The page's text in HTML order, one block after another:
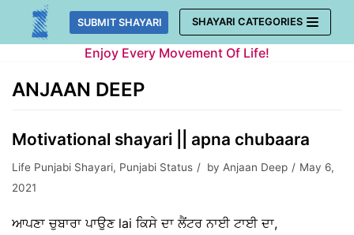
Skip
SUBMIT SHAYARI SHAYARI CATEGORIES
Enjoy Every Movement Of Life!
ANJAAN DEEP
Motivational shayari || apna chubaara
Life Punjabi Shayari, Punjabi Status by Anjaan Deep
May 6,
2021
ਆਪਣਾ ਚੁਬਾਰਾ ਪਾਉਣ lai ਕਿਸੇ ਦਾ ਲੈਂਟਰ ਨਾਈ ਟਾਈ ਦਾ,